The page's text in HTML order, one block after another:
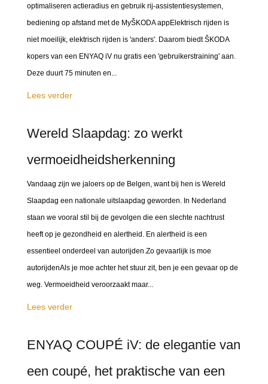
optimaliseren actieradius en gebruik rij-assistentiesystemen,
bediening op afstand met de MyŠKODA appElektrisch rijden is
niet moeilijk, elektrisch rijden is 'anders'. Daarom biedt ŠKODA
kopers van een ENYAQ iV nu gratis een 'gebruikerstraining' aan.
Deze duurt 75 minuten en...
Lees verder
Wereld Slaapdag: zo werkt
vermoeidheidsherkenning
Vandaag zijn we jaloers op de Belgen, want bij hen is Wereld
Slaapdag een nationale uitslaapdag geworden. In Nederland
staan we vooral stil bij de gevolgen die een slechte nachtrust
heeft op je gezondheid en alertheid. En alertheid is een
essentieel onderdeel van autorijden.Zo gevaarlijk is moe
autorijdenAls je moe achter het stuur zit, ben je een gevaar op de
weg. Vermoeidheid veroorzaakt maar...
Lees verder
ENYAQ COUPÉ iV: de elegantie van
een coupé, het praktische van een